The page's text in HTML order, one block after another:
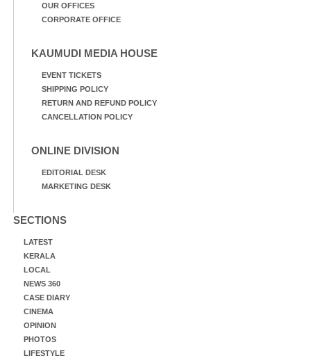
OUR OFFICES
CORPORATE OFFICE
KAUMUDI MEDIA HOUSE
EVENT TICKETS
SHIPPING POLICY
RETURN AND REFUND POLICY
CANCELLATION POLICY
ONLINE DIVISION
EDITORIAL DESK
MARKETING DESK
SECTIONS
LATEST
KERALA
LOCAL
NEWS 360
CASE DIARY
CINEMA
OPINION
PHOTOS
LIFESTYLE